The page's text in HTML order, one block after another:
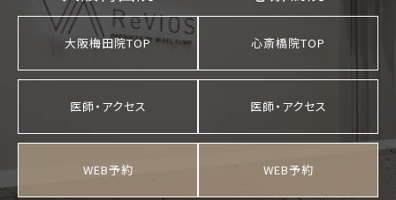
大阪梅田院TOP
医師・アクセス
WEB予約
心斎橋院TOP
医師・アクセス
WEB予約